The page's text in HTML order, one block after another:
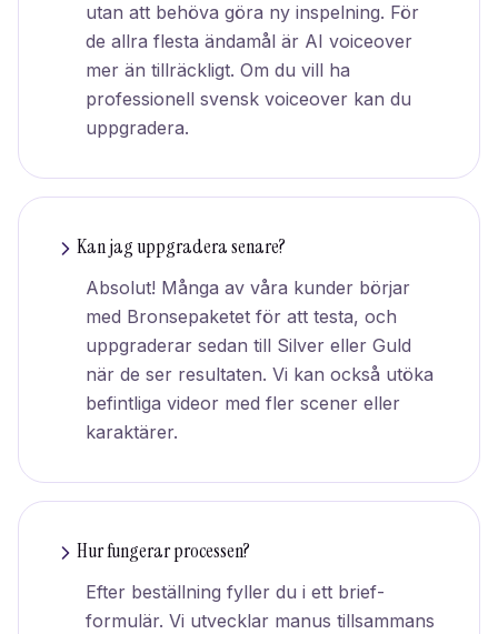
utan att behöva göra ny inspelning. För
de allra flesta ändamål är AI voiceover
mer än tillräckligt. Om du vill ha
professionell svensk voiceover kan du
uppgradera.
Kan jag uppgradera senare?
Absolut! Många av våra kunder börjar
med Bronsepaketet för att testa, och
uppgraderar sedan till Silver eller Guld
när de ser resultaten. Vi kan också utöka
befintliga videor med fler scener eller
karaktärer.
Hur fungerar processen?
Efter beställning fyller du i ett brief-
formulär. Vi utvecklar manus tillsammans